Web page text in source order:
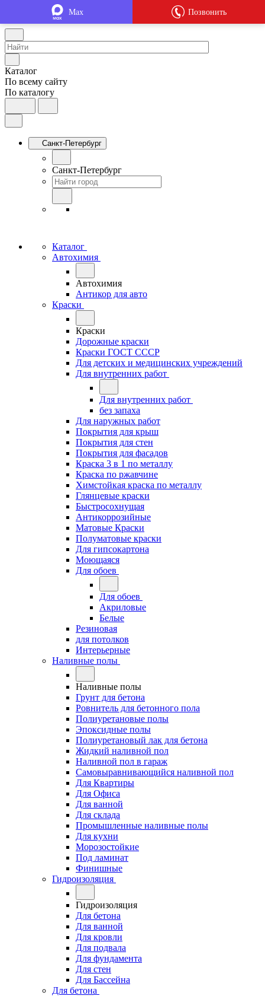
Каталог
По всему сайту
По каталогу
Санкт-Петербург
Санкт-Петербург
Каталог
Автохимия
Автохимия
Антикор для авто
Краски
Краски
Дорожные краски
Краски ГОСТ СССР
Для детских и медицинских учреждений
Для внутренних работ
Для внутренних работ
без запаха
Для наружных работ
Покрытия для крыш
Покрытия для стен
Покрытия для фасадов
Краска 3 в 1 по металлу
Краска по ржавчине
Химстойкая краска по металлу
Глянцевые краски
Быстросохнущая
Антикоррозийные
Матовые Краски
Полуматовые краски
Для гипсокартона
Моющаяся
Для обоев
Для обоев
Акриловые
Белые
Резиновая
для потолков
Интерьерные
Наливные полы
Наливные полы
Грунт для бетона
Ровнитель для бетонного пола
Полиуретановые полы
Эпоксидные полы
Полиуретановый лак для бетона
Жидкий наливной пол
Наливной пол в гараж
Самовыравнивающийся наливной пол
Для Квартиры
Для Офиса
Для ванной
Для склада
Промышленные наливные полы
Для кухни
Морозостойкие
Под ламинат
Финишные
Гидроизоляция
Гидроизоляция
Для бетона
Для ванной
Для кровли
Для подвала
Для фундамента
Для стен
Для Бассейна
Для бетона
Max Позвонить